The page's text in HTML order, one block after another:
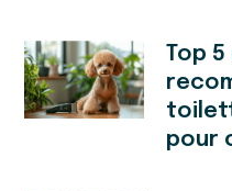
Top
pour